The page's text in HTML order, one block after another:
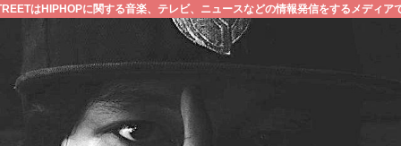
はHIPHOPに関する音楽、テレビ、ニュースなどの情報発信をするメディア